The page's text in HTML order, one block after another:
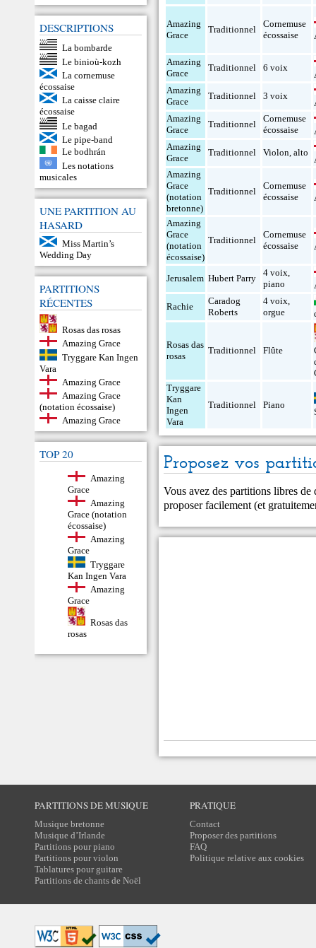
DESCRIPTIONS
La bombarde
Le binioù-kozh
La cornemuse
écossaise
La caisse claire
écossaise
Le bagad
Le pipe-band
Le bodhrán
Les notations
musicales
UNE PARTITION AU
HASARD
Miss Martin’s
Wedding Day
PARTITIONS
RÉCENTES
Rosas das rosas
Amazing Grace
Tryggare Kan Ingen
Vara
Amazing Grace
Amazing Grace
(notation écossaise)
Amazing Grace
TOP 20
Amazing
Grace
Amazing
Grace (notation
écossaise)
Amazing
Grace
Tryggare
Kan Ingen Vara
Amazing
Grace
Rosas das
rosas
Amazing
Grace
Traditionnel
Cornemuse
écossaise
Amazing
Grace
Traditionnel 6 voix
Amazing
Grace
Traditionnel 3 voix
Amazing
Grace
Traditionnel
Cornemuse
écossaise
Amazing
Grace
Traditionnel Violon,alto
Amazing
Grace
(notation
bretonne)
Traditionnel
Cornemuse
écossaise
Amazing
Grace
(notation
écossaise)
Traditionnel
Cornemuse
écossaise
Jerusalem Hubert Parry
4 voix,
piano
Rachie
Caradog
Roberts
4 voix,
orgue
Rosas das
rosas
Traditionnel Flûte
Tryggare
Kan
Ingen
Vara
Traditionnel Piano
Proposez vos
Vous avez des partitions libres
proposer facilement (et
PARTITIONS DE MUSIQUE
Musique bretonne
Musique d’Irlande
Partitions pour piano
Partitions pour violon
Tablatures pour guitare
Partitions de chants de Noël
PRATIQUE
Contact
Proposer des partitions
FAQ
Politique relative aux cookies